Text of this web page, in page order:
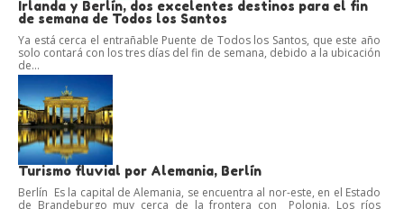
Irlanda y Berlín, dos excelentes destinos para el fin
de semana de Todos los Santos
Ya está cerca el entrañable Puente de Todos los Santos, que este año
solo contará con los tres días del fin de semana, debido a la ubicación
de...
Turismo fluvial por Alemania, Berlín
Berlín Es la capital de Alemania, se encuentra al nor-este, en el Estado
de Brandeburgo muy cerca de la frontera con Polonia. Los ríos